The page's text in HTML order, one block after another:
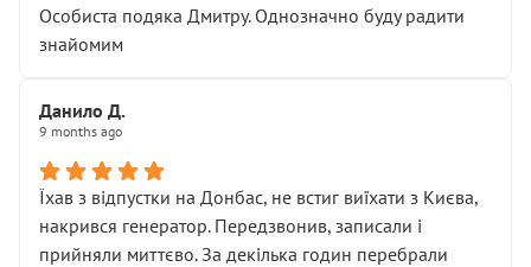
Особиста подяка Дмитру. Однозначно буду радити
знайомим
Данило Д.
9 months ago
Їхав з відпустки на Донбас, не встиг виїхати з Києва,
накрився генератор. Передзвонив, записали і
прийняли миттєво. За декілька годин перебрали